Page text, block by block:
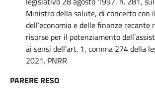
Ministro della salute, di concerto con
dell’economia e delle finanze recante
risorse per il potenziamento
ai sensi dell’art. 1, comma 274 della
2021. PNRR
PARERE RESO